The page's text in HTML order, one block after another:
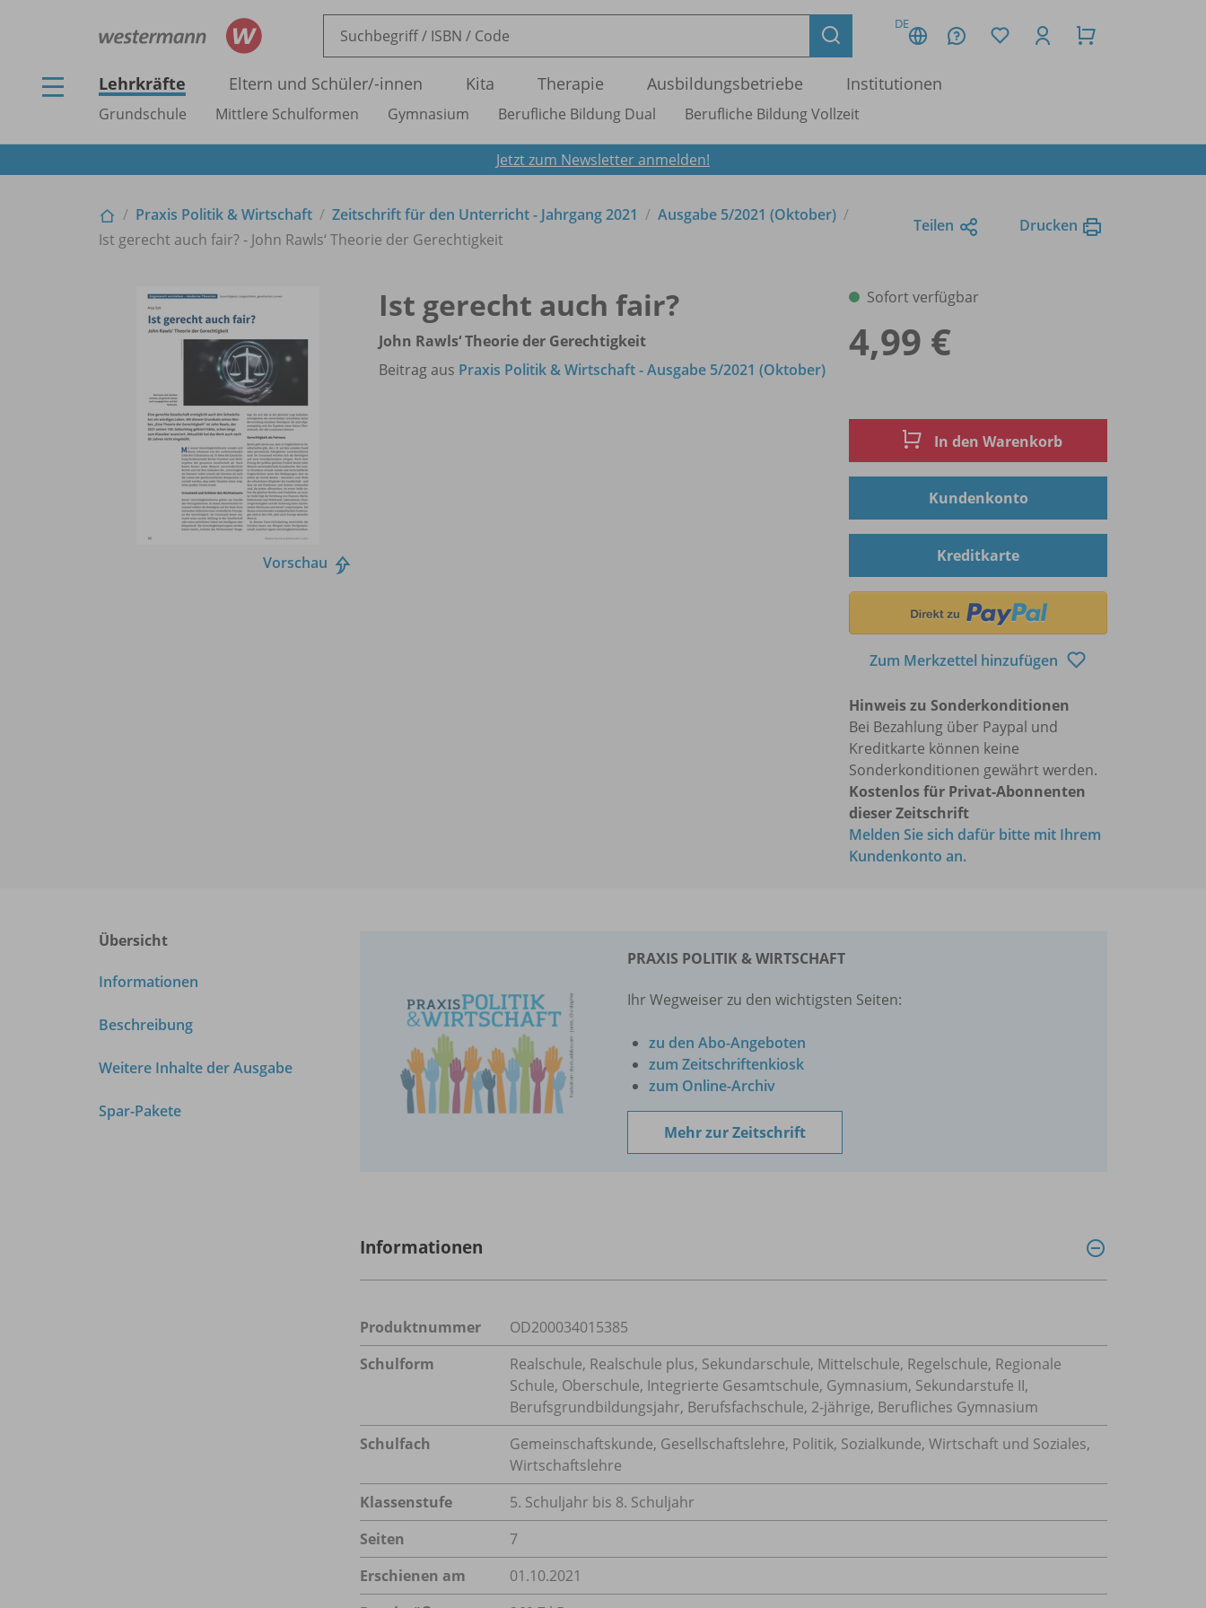
DE
Lehrkräfte Eltern und Schüler/-innen Kita Therapie Ausbildungsbetriebe Institutionen
Grundschule Mittlere Schulformen Gymnasium Berufliche Bildung Dual Berufliche Bildung Vollzeit
Jetzt zum Newsletter anmelden!
Praxis Politik & Wirtschaft Zeitschrift für den Unterricht - Jahrgang 2021 Ausgabe 5/2021 (Oktober)
Ist gerecht auch fair? - John Rawls‘ Theorie der Gerechtigkeit
Teilen Drucken
Vorschau
Ist gerecht auch fair?
John Rawls‘ Theorie der Gerechtigkeit
Beitrag aus Praxis Politik & Wirtschaft - Ausgabe 5/2021 (Oktober)
Sofort verfügbar
4,99 €
In den Warenkorb
Kundenkonto
Kreditkarte
Zum Merkzettel hinzufügen
Hinweis zu Sonderkonditionen
Bei Bezahlung über Paypal und
Kreditkarte können keine
Sonderkonditionen gewährt werden.
Kostenlos für Privat-Abonnenten
dieser Zeitschrift
Melden Sie sich dafür bitte mit Ihrem
Kundenkonto an.
Übersicht
Informationen
Beschreibung
Weitere Inhalte der Ausgabe
Spar-Pakete
PRAXIS POLITIK & WIRTSCHAFT
Ihr Wegweiser zu den wichtigsten Seiten:
zu den Abo-Angeboten
zum Zeitschriftenkiosk
zum Online-Archiv
Mehr zur Zeitschrift
Informationen
Produktnummer
OD200034015385
Schulform
Realschule, Realschule plus, Sekundarschule, Mittelschule, Regelschule, Regionale
Schule, Oberschule, Integrierte Gesamtschule, Gymnasium, Sekundarstufe II,
Berufsgrundbildungsjahr, Berufsfachschule, 2-jährige, Berufliches Gymnasium
Schulfach
Gemeinschaftskunde, Gesellschaftslehre, Politik, Sozialkunde, Wirtschaft und Soziales,
Wirtschaftslehre
Klassenstufe
5. Schuljahr bis 8. Schuljahr
Seiten
7
Erschienen am
01.10.2021